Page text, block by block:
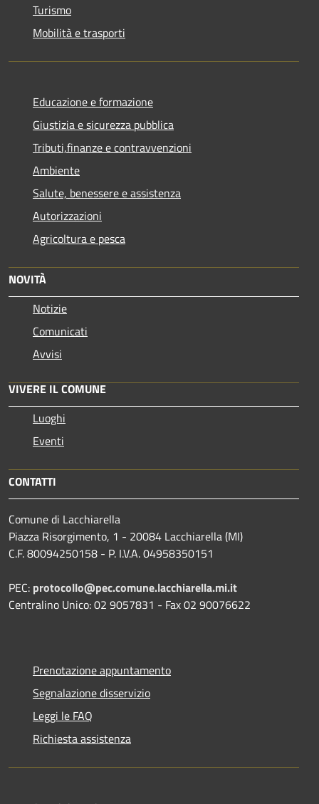
Turismo
Mobilità e trasporti
Educazione e formazione
Giustizia e sicurezza pubblica
Tributi,finanze e contravvenzioni
Ambiente
Salute, benessere e assistenza
Autorizzazioni
Agricoltura e pesca
NOVITÀ
Notizie
Comunicati
Avvisi
VIVERE IL COMUNE
Luoghi
Eventi
CONTATTI
Comune di Lacchiarella
Piazza Risorgimento, 1 - 20084 Lacchiarella (MI)
C.F. 80094250158 - P. I.V.A. 04958350151
PEC: protocollo@pec.comune.lacchiarella.mi.it
Centralino Unico: 02 9057831 - Fax 02 90076622
Prenotazione appuntamento
Segnalazione disservizio
Leggi le FAQ
Richiesta assistenza